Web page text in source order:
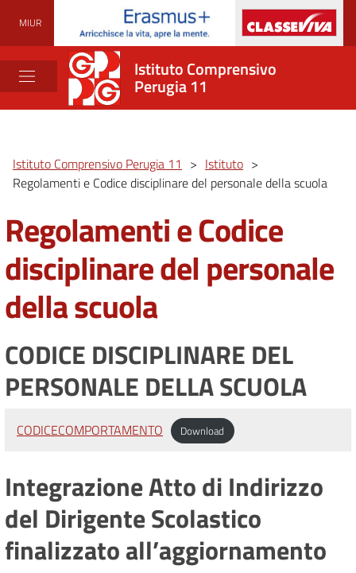
MIUR
Istituto Comprensivo
Perugia 11
Istituto Comprensivo Perugia 11 > Istituto >
Regolamenti e Codice disciplinare del personale della scuola
Regolamenti e Codice
disciplinare del personale
della scuola
CODICE DISCIPLINARE DEL
PERSONALE DELLA SCUOLA
CODICECOMPORTAMENTO Download
Integrazione Atto di Indirizzo
del Dirigente Scolastico
finalizzato all’aggiornamento